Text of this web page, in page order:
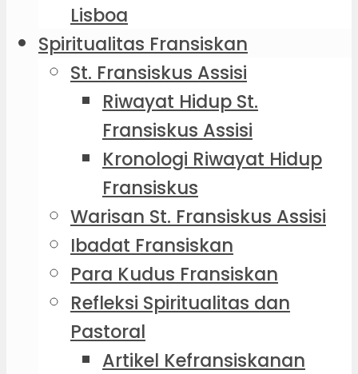
Lisboa
Spiritualitas Fransiskan
St. Fransiskus Assisi
Riwayat Hidup St.
Fransiskus Assisi
Kronologi Riwayat Hidup
Fransiskus
Warisan St. Fransiskus Assisi
Ibadat Fransiskan
Para Kudus Fransiskan
Refleksi Spiritualitas dan
Pastoral
Artikel Kefransiskanan